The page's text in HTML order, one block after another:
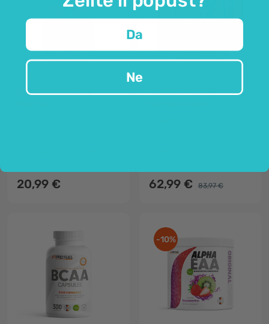
BCAA 8:1:1, okus
20,99 €
3x BCAA 2:1:1 –
62,99 € 83,97 €
-10%
Da
Ne